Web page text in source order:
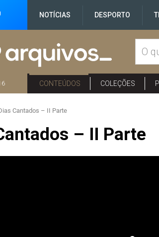
NOTÍCIAS DESPORTO
CONTEÚDOS COLEÇÕES
Cantados – II Parte
– II Parte